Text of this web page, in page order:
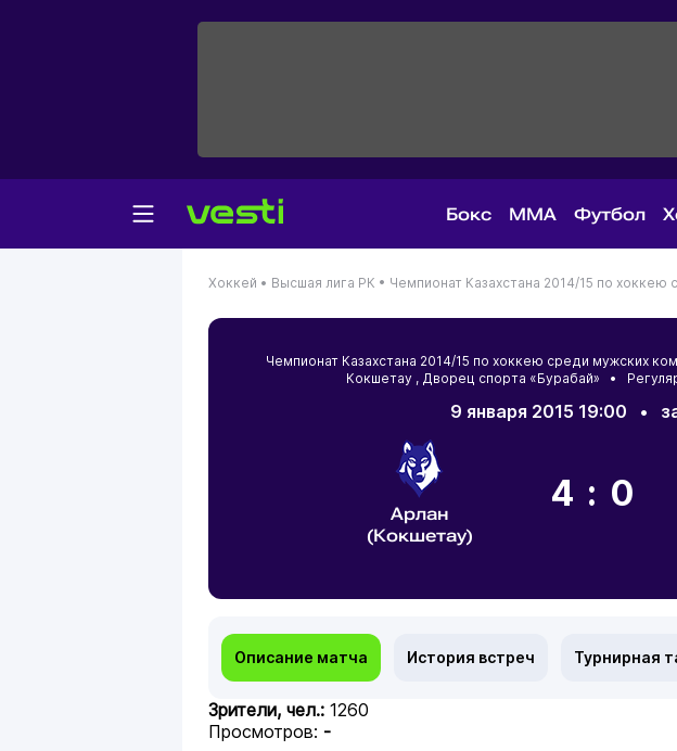
Бокс MMA Футбол
Хоккей • Высшая лига РК • Чемпионат Казахстана 2014/15 по хоккею
Чемпионат Казахстана 2014/15 по хоккею среди мужских
Кокшетау, Дворец спорта «Бурабай» •
9 января 2015 19:00 •
Арлан
(Кокшетау)
4:0
Описание матча История встреч Турнирная
Зрители, чел.: 1260
Просмотров: -